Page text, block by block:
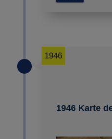
1946 Karte
1946